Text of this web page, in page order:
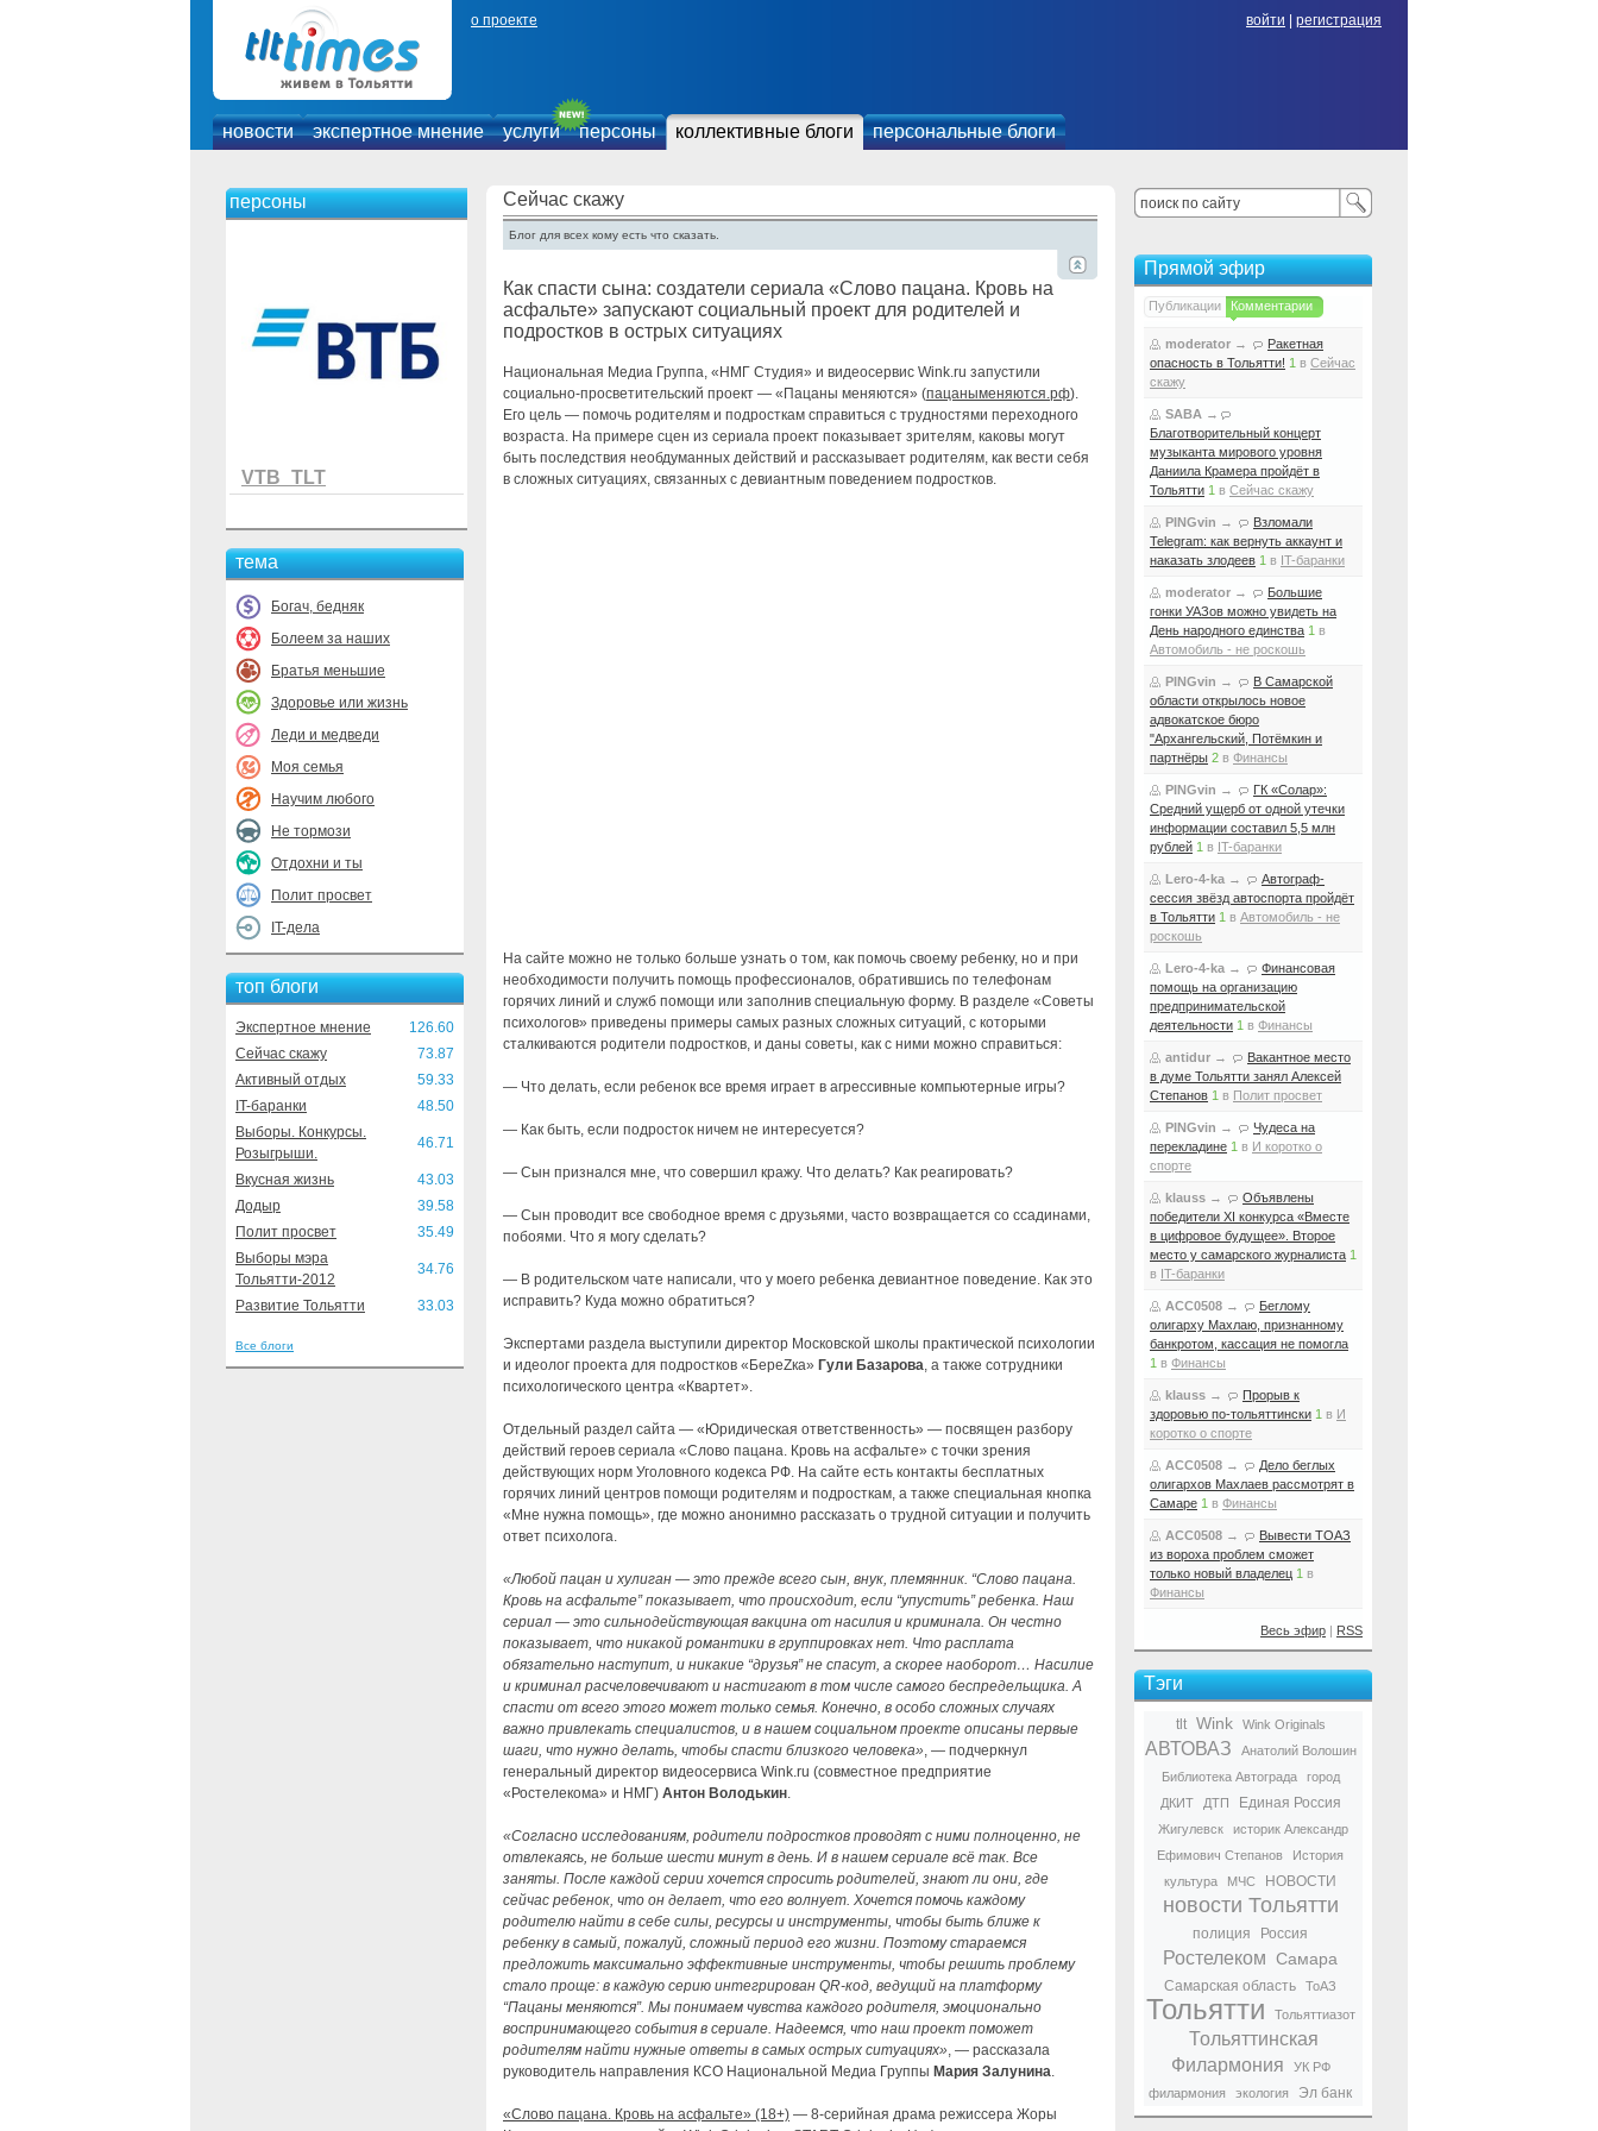
о проекте войти регистрация
новости экспертное мнение услуги персоны коллективные блоги персональные блоги
персоны
VTB_TLT
тема
Богач, бедняк
Болеем за наших
Братья меньшие
Здоровье или жизнь
Леди и медведи
Моя семья
Научим любого
Не тормози
Отдохни и ты
Полит просвет
IT-дела
топ блоги
Экспертное мнение
126.60
Сейчас скажу
73.87
Активный отдых
59.33
IT-баранки
48.50
Выборы. Конкурсы.
Розыгрыши.
46.71
Вкусная жизнь
43.03
Додыр
39.58
Полит просвет
35.49
Выборы мэра
Тольятти-2012
34.76
Развитие Тольятти 33.03
Все блоги
Сейчас скажу
Блог для всех кому есть что сказать.
Как спасти сына: создатели сериала «Слово пацана. Кровь на
асфальте» запускают социальный проект для родителей и
подростков в острых ситуациях
Национальная Медиа Группа, «НМГ Студия» и видеосервис Wink.ru запустили
социально-просветительский проект — «Пацаны меняются» (пацаныменяются.рф).
Его цель — помочь родителям и подросткам справиться с трудностями переходного
возраста. На примере сцен из сериала проект показывает зрителям, каковы могут
быть последствия необдуманных действий и рассказывает родителям, как вести себя
в сложных ситуациях, связанных с девиантным поведением подростков.
На сайте можно не только больше узнать о том, как помочь своему ребенку, но и при
необходимости получить помощь профессионалов, обратившись по телефонам
горячих линий и служб помощи или заполнив специальную форму. В разделе «Советы
психологов» приведены примеры самых разных сложных ситуаций, с которыми
сталкиваются родители подростков, и даны советы, как с ними можно справиться:
— Что делать, если ребенок все время играет в агрессивные компьютерные игры?
— Как быть, если подросток ничем не интересуется?
— Сын признался мне, что совершил кражу. Что делать? Как реагировать?
— Сын проводит все свободное время с друзьями, часто возвращается со ссадинами,
побоями. Что я могу сделать?
— В родительском чате написали, что у моего ребенка девиантное поведение. Как это
исправить? Куда можно обратиться?
Экспертами раздела выступили директор Московской школы практической психологии
и идеолог проекта для подростков «БереZка» Гули Базарова, а также сотрудники
психологического центра «Квартет».
Отдельный раздел сайта — «Юридическая ответственность» — посвящен разбору
действий героев сериала «Слово пацана. Кровь на асфальте» с точки зрения
действующих норм Уголовного кодекса РФ. На сайте есть контакты бесплатных
горячих линий центров помощи родителям и подросткам, а также специальная кнопка
«Мне нужна помощь», где можно анонимно рассказать о трудной ситуации и получить
ответ психолога.
«Любой пацан и хулиган — это прежде всего сын, внук, племянник. “Слово пацана.
Кровь на асфальте” показывает, что происходит, если “упустить” ребенка. Наш
сериал — это сильнодействующая вакцина от насилия и криминала. Он честно
показывает, что никакой романтики в группировках нет. Что расплата
обязательно наступит, и никакие “друзья” не спасут, а скорее наоборот… Насилие
и криминал расчеловечивают и настигают в том числе самого беспредельщика. А
спасти от всего этого может только семья. Конечно, в особо сложных случаях
важно привлекать специалистов, и в нашем социальном проекте описаны первые
шаги, что нужно делать, чтобы спасти близкого человека», — подчеркнул
генеральный директор видеосервиса Wink.ru (совместное предприятие
«Ростелекома» и НМГ) Антон Володькин.
«Согласно исследованиям, родители подростков проводят с ними полноценно, не
отвлекаясь, не больше шести минут в день. И в нашем сериале всё так. Все
заняты. После каждой серии хочется спросить родителей, знают ли они, где
сейчас ребенок, что он делает, что его волнует. Хочется помочь каждому
родителю найти в себе силы, ресурсы и инструменты, чтобы быть ближе к
ребенку в самый, пожалуй, сложный период его жизни. Поэтому стараемся
предложить максимально эффективные инструменты, чтобы решить проблему
стало проще: в каждую серию интегрирован QR-код, ведущий на платформу
“Пацаны меняются”. Мы понимаем чувства каждого родителя, эмоционально
воспринимающего события в сериале. Надеемся, что наш проект поможет
родителям найти нужные ответы в самых острых ситуациях», — рассказала
руководитель направления КСО Национальной Медиа Группы Мария Залунина.
«Слово пацана. Кровь на асфальте» (18+) — 8-серийная драма режиссера Жоры
Прямой эфир
Публикации Комментарии
moderator →
Ракетная
опасность в Тольятти! 1 в Сейчас
скажу
SABA →
Благотворительный концерт
музыканта мирового уровня
Даниила Крамера пройдёт в
Тольятти 1 в Сейчас скажу
PINGvin →
Взломали
Telegram: как вернуть аккаунт и
наказать злодеев 1 в IT-баранки
moderator →
Большие
гонки УАЗов можно увидеть на
День народного единства 1 в
Автомобиль - не роскошь
PINGvin →
В Самарской
области открылось новое
адвокатское бюро
"Архангельский, Потёмкин и
партнёры 2 в Финансы
PINGvin →
ГК «Солар»:
Средний ущерб от одной утечки
информации составил 5,5 млн
рублей 1 в IT-баранки
Lero-4-ka →
Автограф-
сессия звёзд автоспорта пройдёт
в Тольятти 1 в Автомобиль - не
роскошь
Lero-4-ka →
Финансовая
помощь на организацию
предпринимательской
деятельности 1 в Финансы
antidur →
Вакантное место
в думе Тольятти занял Алексей
Степанов 1 в Полит просвет
PINGvin →
Чудеса на
перекладине 1 в И коротко о
спорте
klauss →
Объявлены
победители XI конкурса «Вместе
в цифровое будущее». Второе
место у самарского журналиста 1
в IT-баранки
ACC0508 →
Беглому
олигарху Махлаю, признанному
банкротом, кассация не помогла
1 в Финансы
klauss →
Прорыв к
здоровью по-тольяттински 1 в И
коротко о спорте
ACC0508 →
Дело беглых
олигархов Махлаев рассмотрят в
Самаре 1 в Финансы
ACC0508 →
Вывести ТОАЗ
из вороха проблем сможет
только новый владелец 1 в
Финансы
Весь эфир | RSS
Тэги
tlt Wink Wink Originals
АВТОВАЗ
Анатолий Волошин
Библиотека Автограда
город
ДКИТ
ДТП Единая Россия
Жигулевск
историк Александр
Ефимович Степанов
История
культура
МЧС НОВОСТИ
новости Тольятти
полиция Россия
Ростелеком Самара
Самарская область ТоАЗ
Тольятти Тольяттиазот
Тольяттинская
Филармония
УК РФ
филармония
экология Эл банк